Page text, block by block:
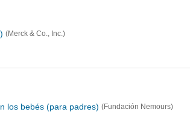
(Merck & Co., Inc.)
los bebés (para padres) (Fundación Nemours)